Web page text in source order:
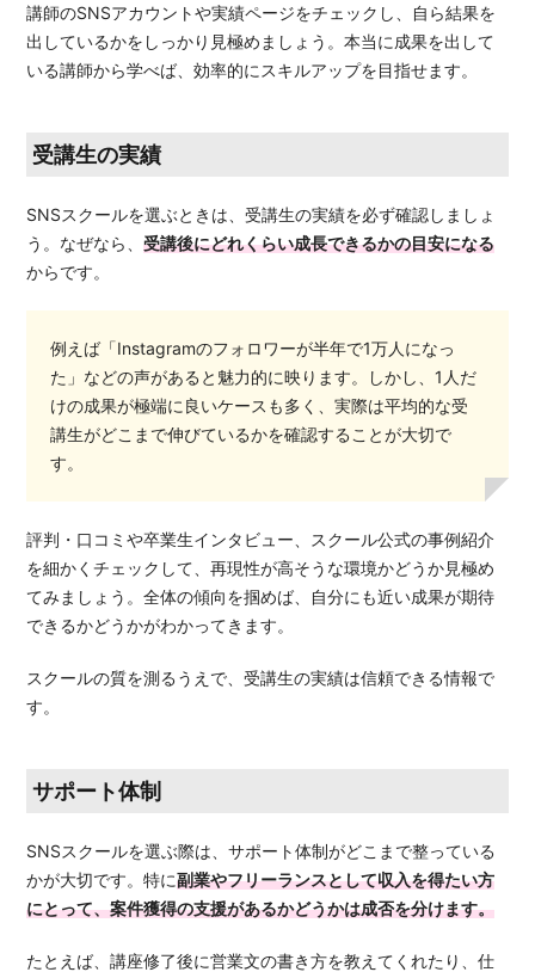
講師のSNSアカウントや実績ページをチェックし、自ら結果を
出しているかをしっかり見極めましょう。本当に成果を出して
いる講師から学べば、効率的にスキルアップを目指せます。
受講生の実績
SNSスクールを選ぶときは、受講生の実績を必ず確認しましょ
う。なぜなら、受講後にどれくらい成長できるかの目安になる
からです。
例えば「Instagramのフォロワーが半年で1万人になっ
た」などの声があると魅力的に映ります。しかし、1人だ
けの成果が極端に良いケースも多く、実際は平均的な受
講生がどこまで伸びているかを確認することが大切で
す。
評判・口コミや卒業生インタビュー、スクール公式の事例紹介
を細かくチェックして、再現性が高そうな環境かどうか見極め
てみましょう。全体の傾向を掴めば、自分にも近い成果が期待
できるかどうかがわかってきます。
スクールの質を測るうえで、受講生の実績は信頼できる情報で
す。
サポート体制
SNSスクールを選ぶ際は、サポート体制がどこまで整っている
かが大切です。特に副業やフリーランスとして収入を得たい方
にとって、案件獲得の支援があるかどうかは成否を分けます。
たとえば、講座修了後に営業文の書き方を教えてくれたり、仕